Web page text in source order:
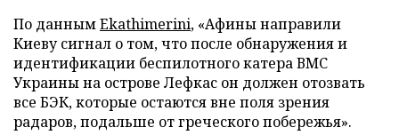
По даннымEkathimerini, «Афины направили
Киеву сигнал о том, что после обнаружения и
идентификации беспилотного катера ВМС
Украины на острове Лефкас он должен отозвать
все БЭК, которые остаются вне поля зрения
радаров, подальше от греческого побережья».